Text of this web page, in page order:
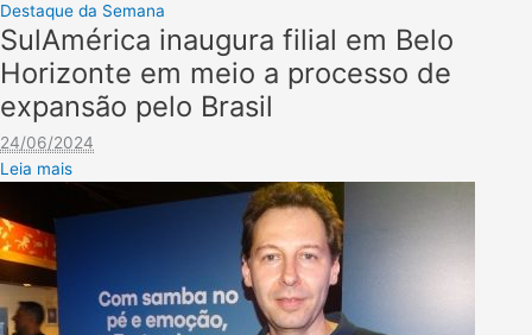
Destaque da Semana
SulAmérica inaugura filial em Belo
Horizonte em meio a processo de
expansão pelo Brasil
24/06/2024
Leia mais